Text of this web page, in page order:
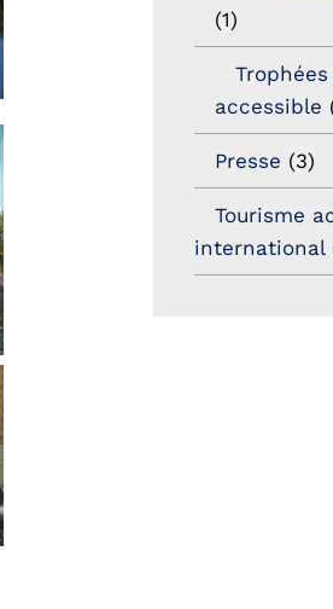
(1)
accessible
Presse (3)
Tourisme
international